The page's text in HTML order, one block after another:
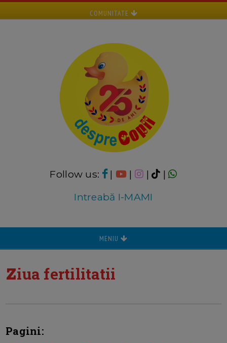
COMUNITATE
Follow us: | | |
|
Intreabă I-MAMI
MENIU
ziua fertilitatii
Pagini: